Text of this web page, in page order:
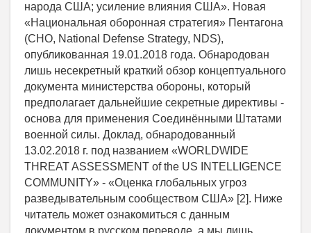
народа США; усиление влияния США». Новая
«Национальная оборонная стратегия» Пентагона
(СНО, National Defense Strategy, NDS),
опубликованная 19.01.2018 года. Обнародован
лишь несекретный краткий обзор концептуального
документа министерства обороны, который
предполагает дальнейшие секретные директивы -
основа для применения Соединёнными Штатами
военной силы. Доклад, обнародованный
13.02.2018 г. под названием «WORLDWIDE
THREAT ASSESSMENT of the US INTELLIGENCE
COMMUNITY» - «Оценка глобальных угроз
разведывательным сообществом США» [2]. Ниже
читатель может ознакомиться с данным